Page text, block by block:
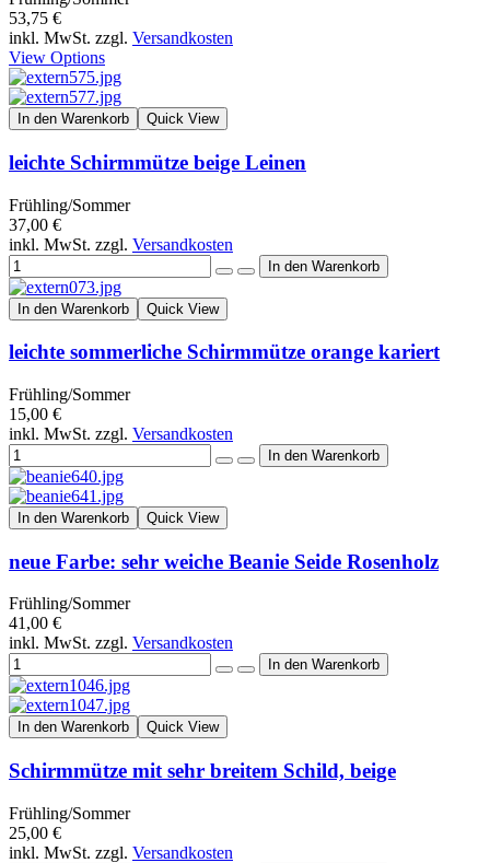
53,75 €
inkl. MwSt. zzgl. Versandkosten
View Options
In den Warenkorb Quick View
leichte Schirmmütze beige Leinen
Frühling/Sommer
37,00 €
inkl. MwSt. zzgl. Versandkosten
In den Warenkorb Quick View
leichte sommerliche Schirmmütze orange kariert
Frühling/Sommer
15,00 €
inkl. MwSt. zzgl. Versandkosten
In den Warenkorb Quick View
neue Farbe: sehr weiche Beanie Seide Rosenholz
Frühling/Sommer
41,00 €
inkl. MwSt. zzgl. Versandkosten
In den Warenkorb Quick View
Schirmmütze mit sehr breitem Schild, beige
Frühling/Sommer
25,00 €
inkl. MwSt. zzgl. Versandkosten